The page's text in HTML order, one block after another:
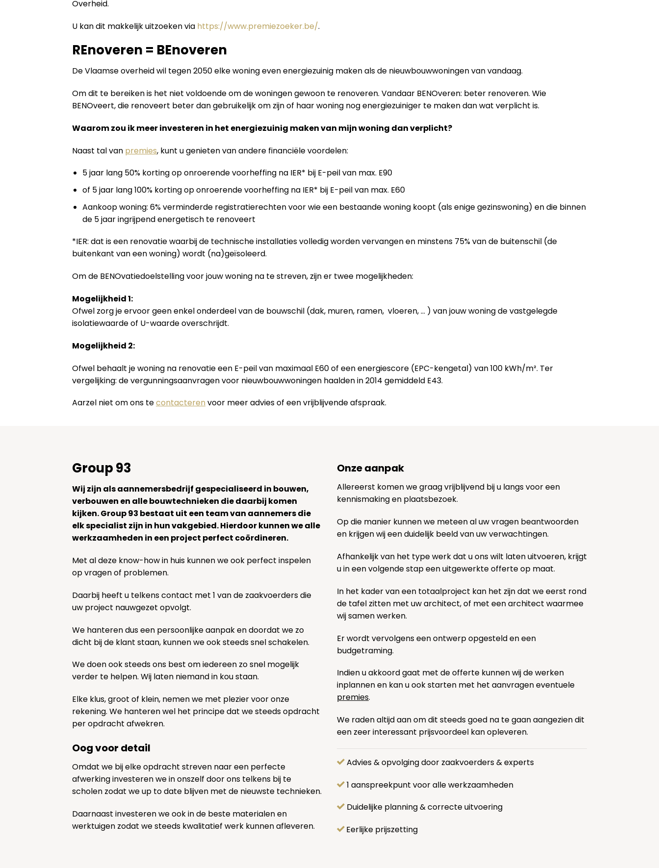
Overheid.
U kan dit makkelijk uitzoeken via https://www.premiezoeker.be/.
REnoveren = BEnoveren
De Vlaamse overheid wil tegen 2050 elke woning even energiezuinig maken als de nieuwbouwwoningen van vandaag.
Om dit te bereiken is het niet voldoende om de woningen gewoon te renoveren. Vandaar BENOveren: beter renoveren. Wie
BENOveert, die renoveert beter dan gebruikelijk om zijn of haar woning nog energiezuiniger te maken dan wat verplicht is.
Waarom zou ik meer investeren in het energiezuinig maken van mijn woning dan verplicht?
Naast tal van premies, kunt u genieten van andere financiële voordelen:
5 jaar lang 50% korting op onroerende voorheffing na IER* bij E-peil van max. E90
of 5 jaar lang 100% korting op onroerende voorheffing na IER* bij E-peil van max. E60
Aankoop woning: 6% verminderde registratierechten voor wie een bestaande woning koopt (als enige gezinswoning) en die binnen
de 5 jaar ingrijpend energetisch te renoveert
*IER: dat is een renovatie waarbij de technische installaties volledig worden vervangen en minstens 75% van de buitenschil (de
buitenkant van een woning) wordt (na)geïsoleerd.
Om de BENOvatiedoelstelling voor jouw woning na te streven, zijn er twee mogelijkheden:
Mogelijkheid 1:
Ofwel zorg je ervoor geen enkel onderdeel van de bouwschil (dak, muren, ramen, vloeren, … ) van jouw woning de vastgelegde
isolatiewaarde of U-waarde overschrijdt.
Mogelijkheid 2:
Ofwel behaalt je woning na renovatie een E-peil van maximaal E60 of een energiescore (EPC-kengetal) van 100 kWh/m². Ter
vergelijking: de vergunningsaanvragen voor nieuwbouwwoningen haalden in 2014 gemiddeld E43.
Aarzel niet om ons tecontacteren voor meer advies of een vrijblijvende afspraak.
Group 93
Wij zijn als aannemersbedrijf gespecialiseerd in bouwen,
verbouwen en alle bouwtechnieken die daarbij komen
kijken. Group 93 bestaat uit een team van aannemers die
elk specialist zijn in hun vakgebied. Hierdoor kunnen we alle
werkzaamheden in een project perfect coördineren.
Met al deze know-how in huis kunnen we ook perfect inspelen
op vragen of problemen.
Daarbij heeft u telkens contact met 1 van de zaakvoerders die
uw project nauwgezet opvolgt.
We hanteren dus een persoonlijke aanpak en doordat we zo
dicht bij de klant staan, kunnen we ook steeds snel schakelen.
We doen ook steeds ons best om iedereen zo snel mogelijk
verder te helpen. Wij laten niemand in kou staan.
Elke klus, groot of klein, nemen we met plezier voor onze
rekening. We hanteren wel het principe dat we steeds opdracht
per opdracht afwekren.
Oog voor detail
Omdat we bij elke opdracht streven naar een perfecte
afwerking investeren we in onszelf door ons telkens bij te
scholen zodat we up to date blijven met de nieuwste technieken.
Daarnaast investeren we ook in de beste materialen en
werktuigen zodat we steeds kwalitatief werk kunnen afleveren.
Onze aanpak
Allereerst komen we graag vrijblijvend bij u langs voor een
kennismaking en plaatsbezoek.
Op die manier kunnen we meteen al uw vragen beantwoorden
en krijgen wij een duidelijk beeld van uw verwachtingen.
Afhankelijk van het type werk dat u ons wilt laten uitvoeren, krijgt
u in een volgende stap een uitgewerkte offerte op maat.
In het kader van een totaalproject kan het zijn dat we eerst rond
de tafel zitten met uw architect, of met een architect waarmee
wij samen werken.
Er wordt vervolgens een ontwerp opgesteld en een
budgetraming.
Indien u akkoord gaat met de offerte kunnen wij de werken
inplannen en kan u ook starten met het aanvragen eventuele
premies.
We raden altijd aan om dit steeds goed na te gaan aangezien dit
een zeer interessant prijsvoordeel kan opleveren.
Advies & opvolging door zaakvoerders & experts
1 aanspreekpunt voor alle werkzaamheden
Duidelijke planning & correcte uitvoering
Eerlijke prijszetting